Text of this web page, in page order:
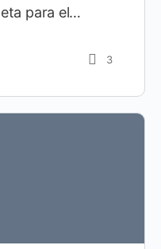
para el…
3